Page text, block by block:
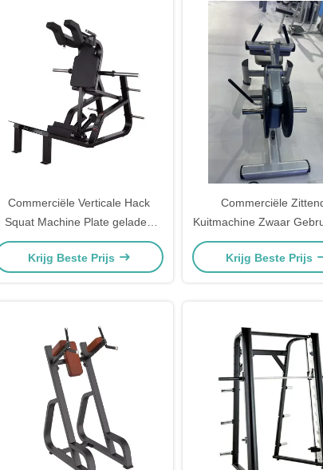
Commerciële Verticale Hack
Squat Machine Plate geladen
Gym Onderbeen Oefening Quad
Glute Kracht Building Fitness
Krijg Beste Prijs
Commerciële
Kuitmachine Zwaar
Apparatuur Plate
Krachttraining
Krijg Beste Prijs